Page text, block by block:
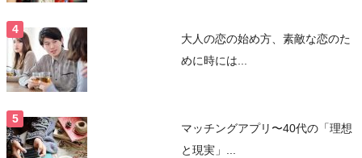
大人の恋の始め方、素敵な恋のた
めに時には...
マッチングアプリ〜40代の「理想
と現実」...